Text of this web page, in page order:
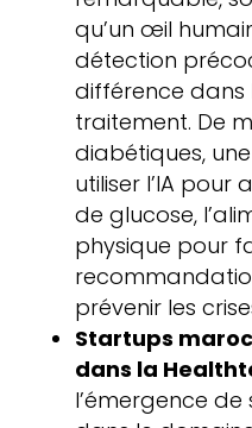
qu’un œil
détection
différence dans
traitement. De
diabétiques,
utiliser l’IA pour
de glucose,
physique pour
prévenir les
Startups
dans la
l’émergence